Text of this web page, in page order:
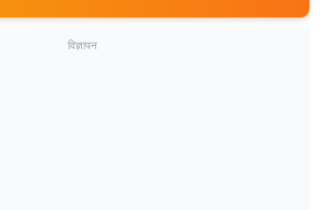
विज्ञापन